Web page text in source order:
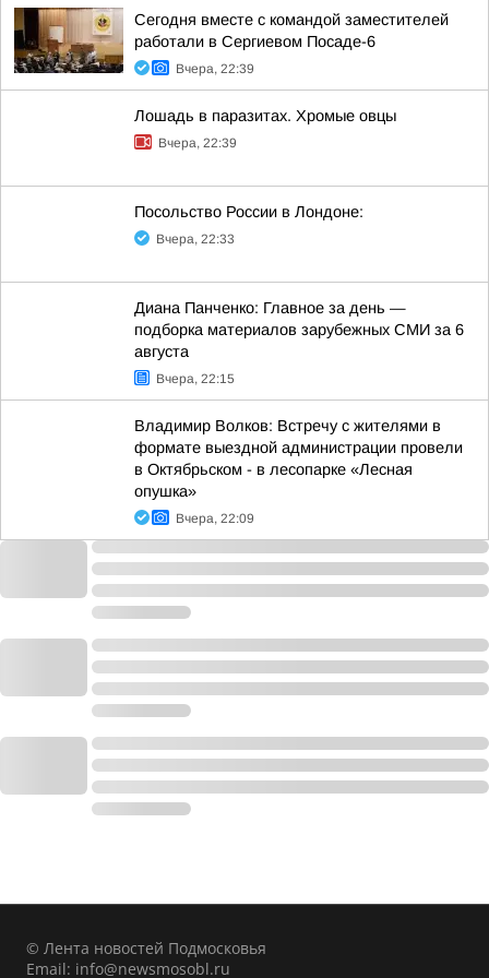
Сегодня вместе с командой заместителей
работали в Сергиевом Посаде-6
Вчера, 22:39
Лошадь в паразитах. Хромые овцы
Вчера, 22:39
Посольство России в Лондоне:
Вчера, 22:33
Диана Панченко: Главное за день —
подборка материалов зарубежных СМИ за 6
августа
Вчера, 22:15
Владимир Волков: Встречу с жителями в
формате выездной администрации провели
в Октябрьском - в лесопарке «Лесная
опушка»
Вчера, 22:09
© Лента новостей Подмосковья
Email: info@newsmosobl.ru